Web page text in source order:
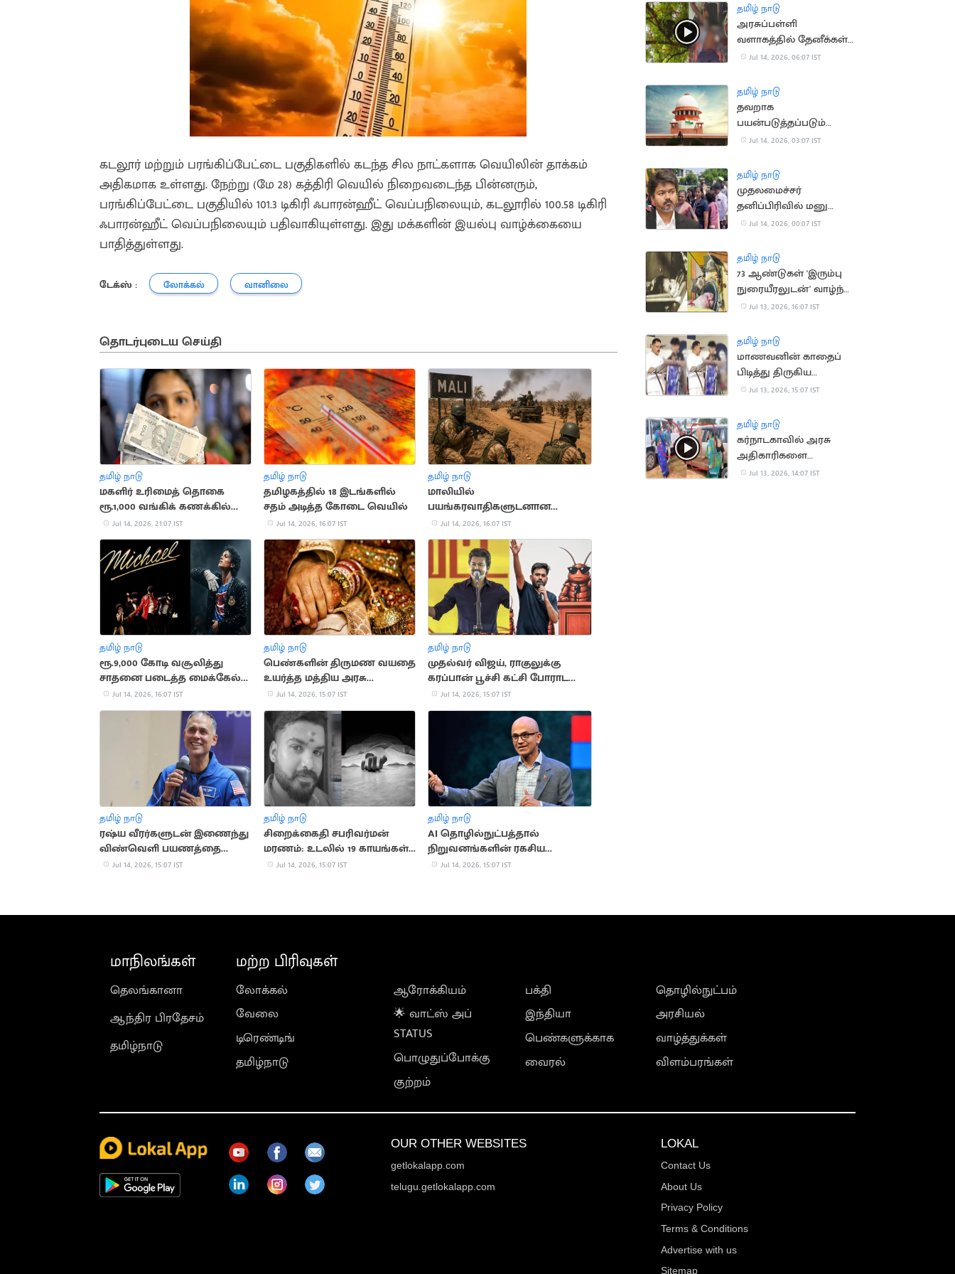
கடலூர் மற்றும் பரங்கிப்பேட்டை பகுதிகளில் கடந்த சில நாட்களாக வெயிலின் தாக்கம்
அதிகமாக உள்ளது. நேற்று (மே 28) கத்திரி வெயில் நிறைவடைந்த பின்னரும்,
பரங்கிப்பேட்டை பகுதியில் 101.3 டிகிரி ஃபாரன்ஹீட் வெப்பநிலையும், கடலூரில் 100.58 டிகிரி
ஃபாரன்ஹீட் வெப்பநிலையும் பதிவாகியுள்ளது. இது மக்களின் இயல்பு வாழ்க்கையை
பாதித்துள்ளது.
டேக்ஸ் : லோக்கல் வானிலை
தொடர்புடைய செய்தி
தமிழ் நாடு
மகளிர் உரிமைத் தொகை
ரூ.1,000 வங்கிக் கணக்கில்
வரவுJul 14, 2026, 21:07 IST
தமிழ் நாடு
தமிழகத்தில் 18 இடங்களில்
சதம் அடித்த கோடை வெயில்
Jul 14, 2026, 16:07 IST
தமிழ் நாடு
மாலியில்
பயங்கரவாதிகளுடனான
மோதலில் 30 ராணுவ வீரர்கள்
பலி
Jul 14, 2026, 16:07 IST
தமிழ் நாடு
ரூ.9,000 கோடி வசூலித்து
சாதனை படைத்த மைக்கேல்
ஜாக்சன் பயோபிக்
Jul 14, 2026, 16:07 IST
தமிழ் நாடு
பெண்களின் திருமண வயதை
உயர்த்த மத்திய அரசு
பரிசீலனை
Jul 14, 2026, 15:07 IST
தமிழ் நாடு
முதல்வர் விஜய், ராகுலுக்கு
கரப்பான் பூச்சி கட்சி போராட
அழைப்பு
Jul 14, 2026, 15:07 IST
தமிழ் நாடு
ரஷ்ய வீரர்களுடன் இணைந்து
விண்வெளி பயணத்தை
தொடங்கினார் அனில் மேனன்
Jul 14, 2026, 15:07 IST
தமிழ் நாடு
சிறைக்கைதி சபரிவர்மன்
மரணம்: உடலில் 19 காயங்கள்
இருப்பதாக உடற்கூராய்வில்
Jul 14, 2026, 15:07 IST
தமிழ் நாடு
AI தொழில்நுட்பத்தால்
நிறுவனங்களின் ரகசிய
தகவல்களுக்கு ஆபத்து:
Jul 14, 2026, 15:07 IST
தமிழ் நாடு
அரசுப்பள்ளி
வளாகத்தில் தேனீக்கள்
கொட்டி 50
Jul 14, 2026, 06:07 IST
தமிழ் நாடு
தவறாக
பயன்படுத்தப்படும்
போக்சோ.. உச்ச
Jul 14, 2026, 03:07 IST
தமிழ் நாடு
முதலமைச்சர்
தனிப்பிரிவில் மனு
அளிக்க முடியாமல்
Jul 14, 2026, 00:07 IST
தமிழ் நாடு
73 ஆண்டுகள் 'இரும்பு
நுரையீரலுடன்' வாழ்ந்த
அமெரிக்க பெண்
Jul 13, 2026, 16:07 IST
தமிழ் நாடு
மாணவனின் காதைப்
பிடித்து திருகிய
முன்னாள் அமைச்சர்
Jul 13, 2026, 15:07 IST
தமிழ் நாடு
கர்நாடகாவில் அரசு
அதிகாரிகளை
துடைப்பத்தால்
Jul 13, 2026, 14:07 IST
மாநிலங்கள்
தெலங்கானா
ஆந்திர பிரதேசம்
தமிழ்நாடு
மற்ற பிரிவுகள்
லோக்கல்
வேலை
டிரெண்டிங்
தமிழ்நாடு
ஆரோக்கியம்
🌟 வாட்ஸ் அப்
STATUS
பொழுதுப்போக்கு
குற்றம்
பக்தி
இந்தியா
பெண்களுக்காக
வைரல்
தொழில்நுட்பம்
அரசியல்
வாழ்த்துக்கள்
விளம்பரங்கள்
OUR OTHER WEBSITES
getlokalapp.com
telugu.getlokalapp.com
LOKAL
Contact Us
About Us
Privacy Policy
Terms & Conditions
Advertise with us
Sitemap